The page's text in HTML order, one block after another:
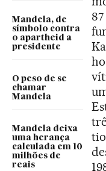
Mandela, de
símbolo contra
o apartheid a
presidente
O peso de se
chamar
Mandela
Mandela deixa
uma herança
calculada em 10
milhões de
reais